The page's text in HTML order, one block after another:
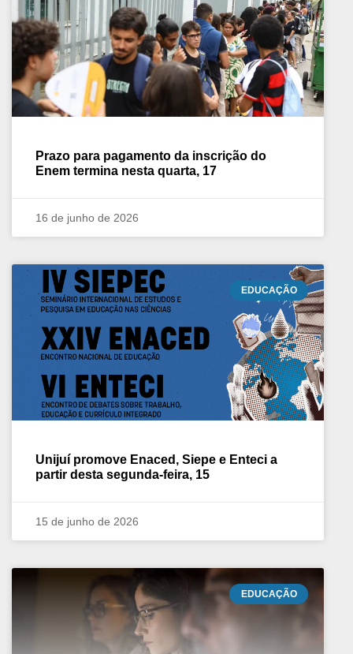
Prazo para pagamento da inscrição do
Enem termina nesta quarta, 17
16 de junho de 2026
EDUCAÇÃO
Unijuí promove Enaced, Siepe e Enteci a
partir desta segunda-feira, 15
15 de junho de 2026
EDUCAÇÃO